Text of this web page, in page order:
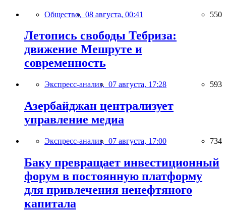
Общество, 08 августа, 00:41 550
Летопись свободы Тебриза:
движение Мешруте и
современность
Экспресс-анализ, 07 августа, 17:28 593
Азербайджан централизует
управление медиа
Экспресс-анализ, 07 августа, 17:00 734
Баку превращает инвестиционный
форум в постоянную платформу
для привлечения ненефтяного
капитала